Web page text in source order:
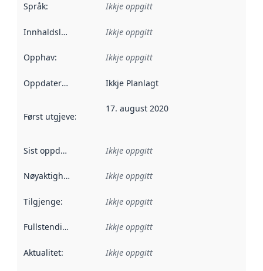
Språk: Ikkje oppgitt
Innhaldsleverandørar :
Ikkje oppgitt
Opphav: Ikkje oppgitt
Oppdateringsfrekvens :
Ikkje Planlagt
Først utgjeve: Denne datoen seier når dataa i dette
17. august 2020
Sist oppdatert Ikkje oppgitt
Nøyaktigheit Ikkje oppgitt
Tilgjenge: Ikkje oppgitt
Fullstendigheit Ikkje oppgitt
Aktualitet: Ikkje oppgitt